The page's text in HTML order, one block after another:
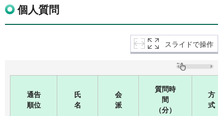
個人質問
スライドで操作
通告
順位
氏
名
会
派
質問時
間
（分）
方
式